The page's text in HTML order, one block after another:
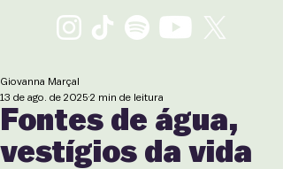
Fontes de água,
vestígios da vida
Giovanna Marçal
13 de ago. de 2025 2 min de leitura